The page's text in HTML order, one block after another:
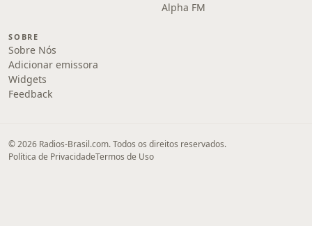
Alpha FM
SOBRE
Sobre Nós
Adicionar emissora
Widgets
Feedback
© 2026 Radios-Brasil.com. Todos os direitos reservados.
Política de PrivacidadeTermos de Uso